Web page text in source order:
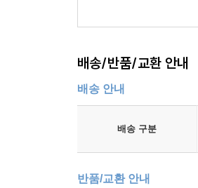
배송/반품/교환 안내
배송 안내
배송 구분
반품/교환 안내